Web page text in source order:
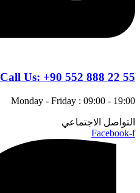
Call Us: +90 552 888 22 55
Monday - Friday : 09:00 - 19:00
التواصل الاجتماعي
Facebook-f